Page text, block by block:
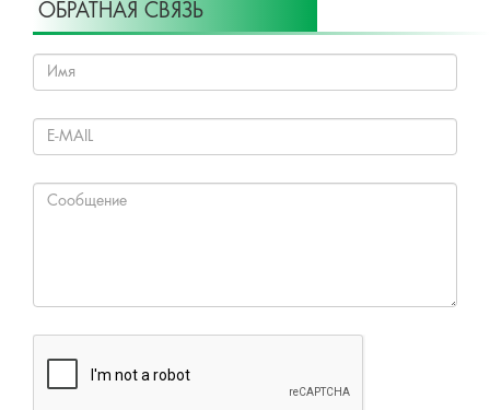
ОБРАТНАЯ СВЯЗЬ